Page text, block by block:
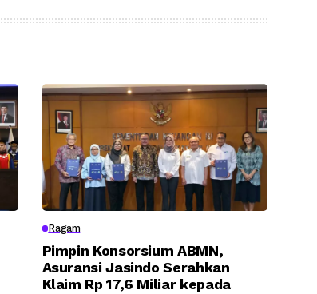
Ragam
Pimpin Konsorsium ABMN,
Asuransi Jasindo Serahkan
Klaim Rp 17,6 Miliar kepada